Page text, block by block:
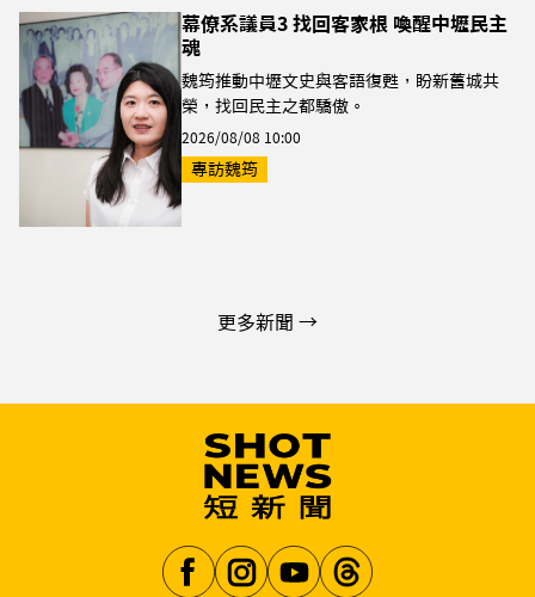
幕僚系議員3 找回客家根 喚醒中壢民主
魂
魏筠推動中壢文史與客語復甦，盼新舊城共
榮，找回民主之都驕傲。
2026/08/08 10:00
專訪魏筠
更多新聞 →